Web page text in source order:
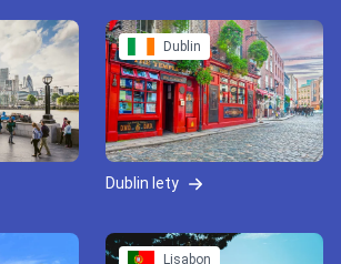
Dublin
Dublin lety
Lisabon